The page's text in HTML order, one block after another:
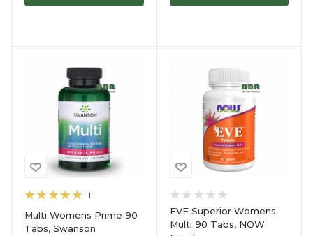
1
Multi Womens Prime 90
Tabs, Swanson
EVE Superior Womens
Multi 90 Tabs, NOW